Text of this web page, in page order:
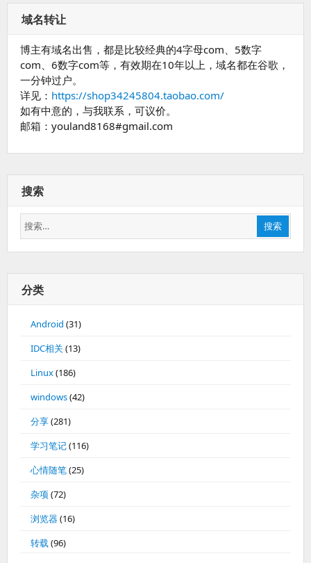
域名转让
博主有域名出售，都是比较经典的4字母com、5数字
com、6数字com等，有效期在10年以上，域名都在谷歌，
一分钟过户。
详见： https://shop34245804.taobao.com/
如有中意的，与我联系，可议价。
邮箱：youland8168#gmail.com
搜索
搜
索：
搜索
分类
Android (31)
IDC相关(13)
Linux(186)
windows(42)
分享(281)
学习笔记(116)
心情随笔(25)
杂项 (72)
浏览器(16)
转载(96)